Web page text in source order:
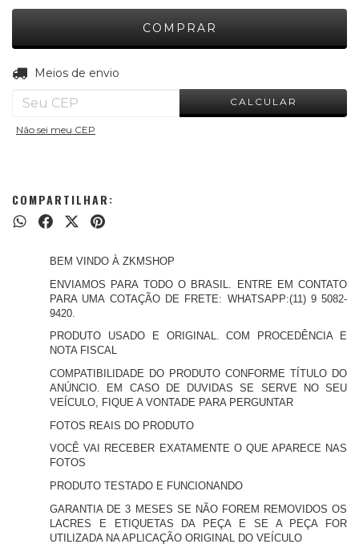
Entregas para o CEP:
Meios de envio
CALCULAR
Não sei meu CEP
COMPARTILHAR:
BEM VINDO À ZKMSHOP
ENVIAMOS PARA TODO O BRASIL. ENTRE EM CONTATO
PARA UMA COTAÇÃO DE FRETE: WHATSAPP:(11) 9 5082-
9420.
PRODUTO USADO E ORIGINAL. COM PROCEDÊNCIA E
NOTA FISCAL
COMPATIBILIDADE DO PRODUTO CONFORME TÍTULO DO
ANÚNCIO. EM CASO DE DUVIDAS SE SERVE NO SEU
VEÍCULO, FIQUE A VONTADE PARA PERGUNTAR
FOTOS REAIS DO PRODUTO
VOCÊ VAI RECEBER EXATAMENTE O QUE APARECE NAS
FOTOS
PRODUTO TESTADO E FUNCIONANDO
GARANTIA DE 3 MESES SE NÃO FOREM REMOVIDOS OS
LACRES E ETIQUETAS DA PEÇA E SE A PEÇA FOR
UTILIZADA NA APLICAÇÃO ORIGINAL DO VEÍCULO